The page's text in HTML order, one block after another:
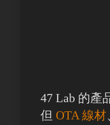
47 Lab 的產
但 OTA 線材